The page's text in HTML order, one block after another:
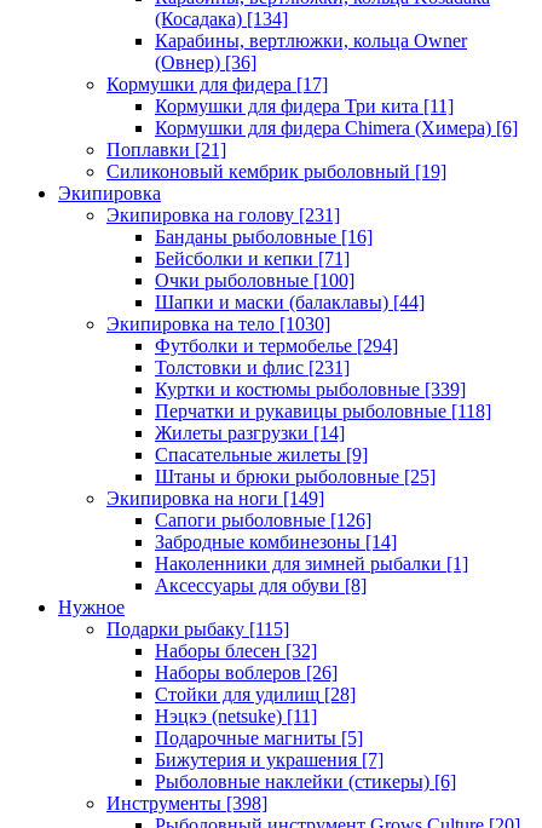
(Косадака) [134]
Карабины, вертлюжки, кольца Owner
(Овнер) [36]
Кормушки для фидера [17]
Кормушки для фидера Три кита [11]
Кормушки для фидера Chimera (Химера) [6]
Поплавки [21]
Силиконовый кембрик рыболовный [19]
Экипировка
Экипировка на голову [231]
Банданы рыболовные [16]
Бейсболки и кепки [71]
Очки рыболовные [100]
Шапки и маски (балаклавы) [44]
Экипировка на тело [1030]
Футболки и термобелье [294]
Толстовки и флис [231]
Куртки и костюмы рыболовные [339]
Перчатки и рукавицы рыболовные [118]
Жилеты разгрузки [14]
Спасательные жилеты [9]
Штаны и брюки рыболовные [25]
Экипировка на ноги [149]
Сапоги рыболовные [126]
Забродные комбинезоны [14]
Наколенники для зимней рыбалки [1]
Аксессуары для обуви [8]
Нужное
Подарки рыбаку [115]
Наборы блесен [32]
Наборы воблеров [26]
Стойки для удилищ [28]
Нэцкэ (netsuke) [11]
Подарочные магниты [5]
Бижутерия и украшения [7]
Рыболовные наклейки (стикеры) [6]
Инструменты [398]